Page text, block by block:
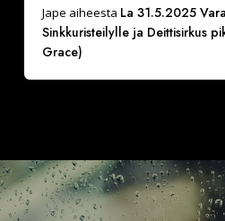
Jape aiheesta La 31.5.2025
Sinkkuristeilylle ja Deittisirkus
Grace)